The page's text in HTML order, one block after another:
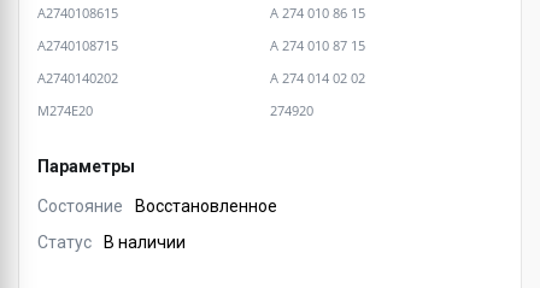
A2740108615
A 274 010 86 15
A2740108715
A 274 010 87 15
A2740140202
A 274 014 02 02
M274E20
274920
Параметры
Состояние
Восстановленное
Статус
В наличии